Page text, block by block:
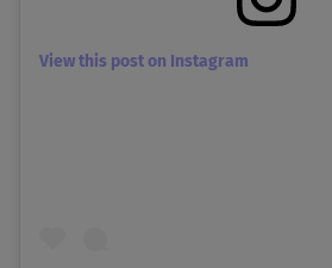
View this post on Instagram